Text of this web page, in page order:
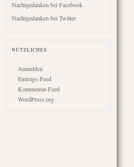
Nachtgedanken bei Facebook
Nachtgedanken bei Twitter
NÜTZLICHES
Anmelden
Eintrags-Feed
Kommentar-Feed
WordPress.org